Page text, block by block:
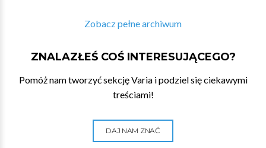
Zobacz pełne archiwum
ZNALAZŁEŚ COŚ INTERESUJĄCEGO?
Pomóż nam tworzyć sekcję Varia i podziel się ciekawymi
treściami!
DAJ NAM ZNAĆ